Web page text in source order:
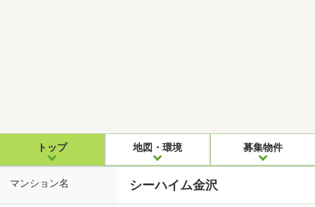
トップ 地図・環境 募集物件
マンション名 シーハイム金沢